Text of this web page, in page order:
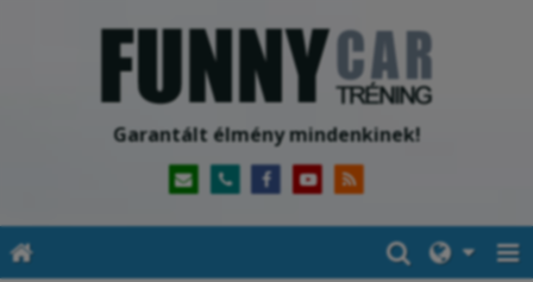
Garantált élmény mindenkinek!